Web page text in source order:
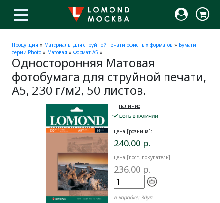
Продукция » Материалы для струйной печати офисных форматов » Бумаги
серии Photo » Матовая » Формат A5 »
Односторонняя Матовая
фотобумага для струйной печати,
A5, 230 г/м2, 50 листов.
наличие:
цена [розница]:
240.00 р.
цена [пост. покупатель]:
236.00 р.
в коробке: 30уп.